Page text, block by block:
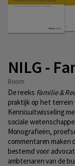
NILG -
Boom
De reeks Familie &
praktijk op het terrein
Kennisuitwisseling
sociale
Monografieën,
commentaren maken
bestemd voor
ambtenaren van de